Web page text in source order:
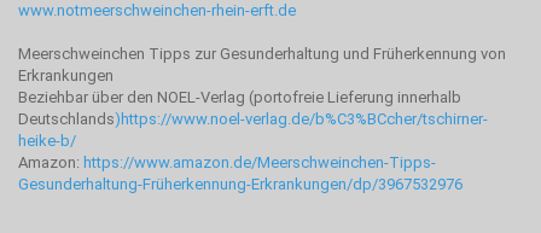
www.notmeerschweinchen-rhein-erft.de
Meerschweinchen Tipps zur Gesunderhaltung und Früherkennung von
Erkrankungen
Beziehbar über den NOEL-Verlag (portofreie Lieferung innerhalb
Deutschlands) https://www.noel-verlag.de/b%C3%BCcher/tschirner-
heike-b/
Amazon: https://www.amazon.de/Meerschweinchen-Tipps-
Gesunderhaltung-Früherkennung-Erkrankungen/dp/3967532976